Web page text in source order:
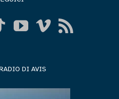
DI AVIS